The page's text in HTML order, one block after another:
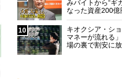
みバイトから“ギ
なった資産200億
10
キオクシア・シ
マネーが流れる
場の裏で割安に